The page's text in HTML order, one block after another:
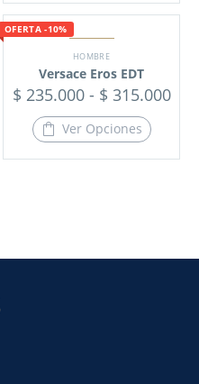
OFERTA -10%
HOMBRE
Versace Eros EDT
$ 235.000 - $ 315.000
Ver Opciones